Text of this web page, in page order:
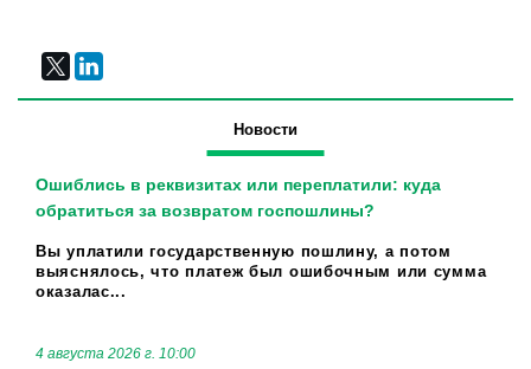
Новости
Ошиблись в реквизитах или переплатили: куда
обратиться за возвратом госпошлины?
Вы уплатили государственную пошлину, а потом
выяснялось, что платеж был ошибочным или сумма
оказалас...
4 августа 2026 г. 10:00